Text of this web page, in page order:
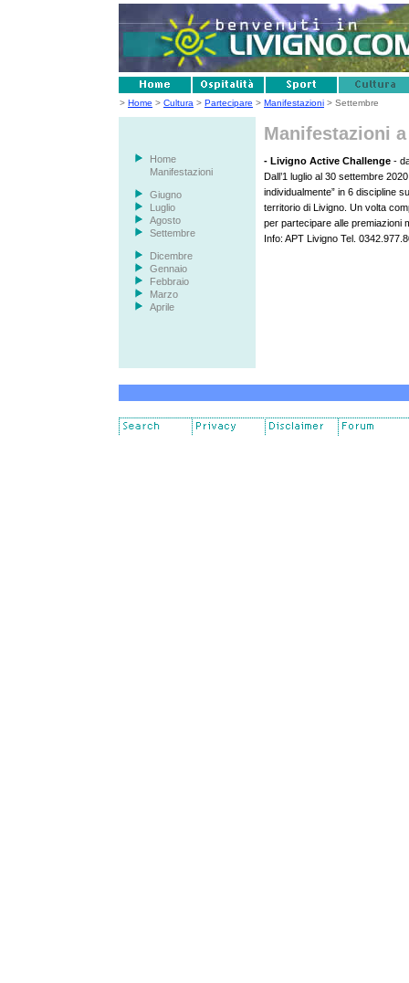
> Home > Cultura > Partecipare > Manifestazioni > Settembre
Home
Manifestazioni
Giugno
Luglio
Agosto
Settembre
Dicembre
Gennaio
Febbraio
Marzo
Aprile
Manifestazioni
- Livigno Active Challenge -
Dall’1 luglio al 30 settembre
individualmente” in 6 discipline
territorio di Livigno. Un volta
per partecipare alle premiazioni
Info: APT Livigno Tel.